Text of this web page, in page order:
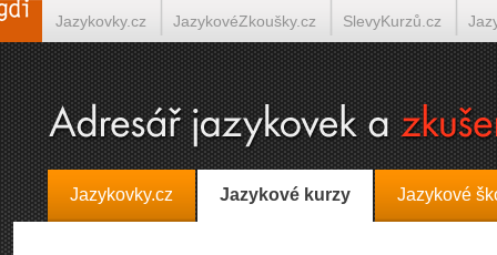
Jazykovky.cz Jazykové kurzy Jazykové
Jazykovky.cz JazykovéZkoušky.cz SlevyKurzů.cz
Španělština on-line Italština on-line Tlumočení-